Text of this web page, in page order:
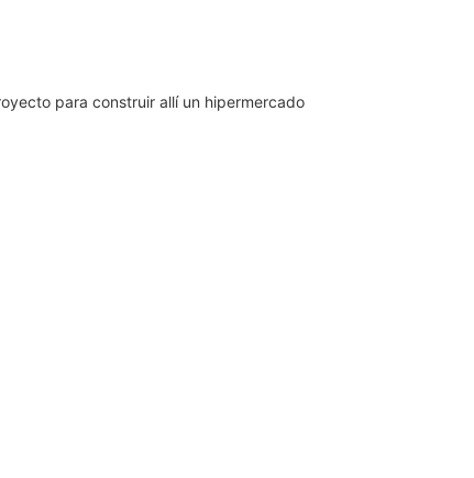
para construir allí un hipermercado